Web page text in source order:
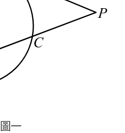
圖一
圖